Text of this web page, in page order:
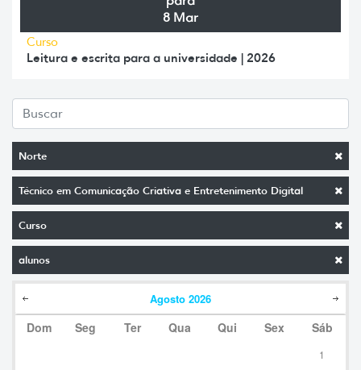
Norte
Técnico em Comunicação Criativa e Entretenimento Digital
Curso
alunos
Agosto 2026
Dom Seg Ter Qua Qui Sex Sáb
1
8 Mar
Curso
Leitura e escrita para a universidade | 2026